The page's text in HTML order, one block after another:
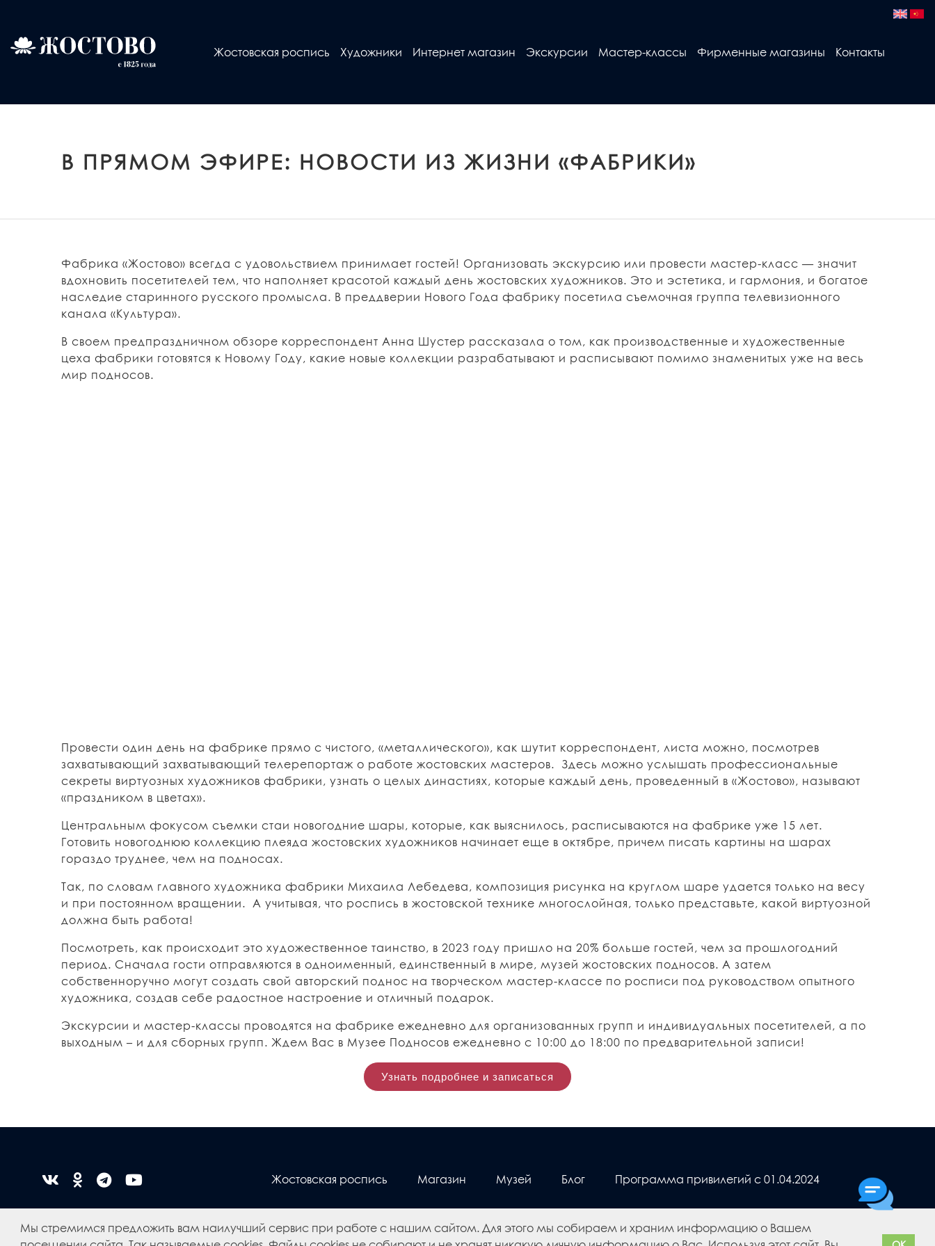
Жостовская роспись Художники Интернет магазин Экскурсии Мастер-классы Фирменные магазины Контакты
В ПРЯМОМ ЭФИРЕ: НОВОСТИ ИЗ ЖИЗНИ «ФАБРИКИ»
Фабрика «Жостово» всегда с удовольствием принимает гостей! Организовать экскурсию или провести мастер-класс — значит
вдохновить посетителей тем, что наполняет красотой каждый день жостовских художников. Это и эстетика, и гармония, и богатое
наследие старинного русского промысла. В преддверии Нового Года фабрику посетила съемочная группа телевизионного
канала «Культура».
В своем предпраздничном обзоре корреспондент Анна Шустер рассказала о том, как производственные и художественные
цеха фабрики готовятся к Новому Году, какие новые коллекции разрабатывают и расписывают помимо знаменитых уже на весь
мир подносов.
Провести один день на фабрике прямо с чистого, «металлического», как шутит корреспондент, листа можно, посмотрев
захватывающий захватывающий телерепортаж о работе жостовских мастеров. Здесь можно услышать профессиональные
секреты виртуозных художников фабрики, узнать о целых династиях, которые каждый день, проведенный в «Жостово», называют
«праздником в цветах».
Центральным фокусом съемки стаи новогодние шары, которые, как выяснилось, расписываются на фабрике уже 15 лет.
Готовить новогоднюю коллекцию плеяда жостовских художников начинает еще в октябре, причем писать картины на шарах
гораздо труднее, чем на подносах.
Так, по словам главного художника фабрики Михаила Лебедева, композиция рисунка на круглом шаре удается только на весу
и при постоянном вращении. А учитывая, что роспись в жостовской технике многослойная, только представьте, какой виртуозной
должна быть работа!
Посмотреть, как происходит это художественное таинство, в 2023 году пришло на 20% больше гостей, чем за прошлогодний
период. Сначала гости отправляются в одноименный, единственный в мире, музей жостовских подносов. А затем
собственноручно могут создать свой авторский поднос на творческом мастер-классе по росписи под руководством опытного
художника, создав себе радостное настроение и отличный подарок.
Экскурсии и мастер-классы проводятся на фабрике ежедневно для организованных групп и индивидуальных посетителей, а по
выходным – и для сборных групп. Ждем Вас в Музее Подносов ежедневно с 10:00 до 18:00 по предварительной записи!
Узнать подробнее и записаться
Жостовская роспись Магазин Музей Блог Программа привилегий с 01.04.2024
QS50.ru
Мы стремимся предложить вам наилучший сервис при работе с нашим сайтом. Для этого мы собираем и храним информацию о Вашем